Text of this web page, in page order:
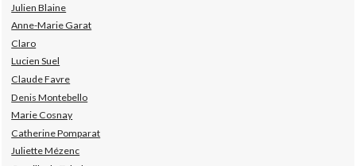
Julien Blaine
Anne-Marie Garat
Claro
Lucien Suel
Claude Favre
Denis Montebello
Marie Cosnay
Catherine Pomparat
Juliette Mézenc